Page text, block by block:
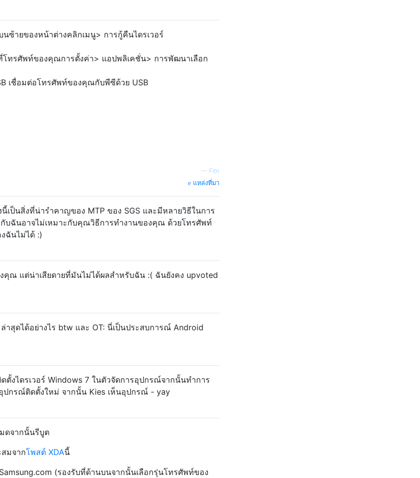
ซ้ายของหน้าต่างคลิกเมนู> การกู้คืนไดรเวอร์
ที่โทรศัพท์ของคุณการตั้งค่า> แอปพลิเคชั่น> การพัฒนาเลือก
เชื่อมต่อโทรศัพท์ของคุณกับพีซีด้วย USB
— Fitri
แหล่งที่มา
ป็นสิ่งที่น่ารำคาญของ MTP ของ SGS และมีหลายวิธีในการ
บฉันอาจไม่เหมาะกับคุณวิธีการทำงานของคุณ ด้วยโทรศัพท์
ฉันไม่ได้ :)
ณ แต่น่าเสียดายที่มันไม่ได้ผลสำหรับฉัน :( ฉันยังคง upvoted
สุดได้อย่างไร btw และ OT: นี่เป็นประสบการณ์ Android
งไดรเวอร์ Windows 7 ในตัวจัดการอุปกรณ์จากนั้นทำการ
ปกรณ์ติดตั้งใหม่ จากนั้น Kies เห็นอุปกรณ์ - yay
ดจากนั้นรีบูต
สมจากโพสต์ XDAนี้
(รองรับที่ด้านบนจากนั้นเลือกรุ่นโทรศัพท์ของ